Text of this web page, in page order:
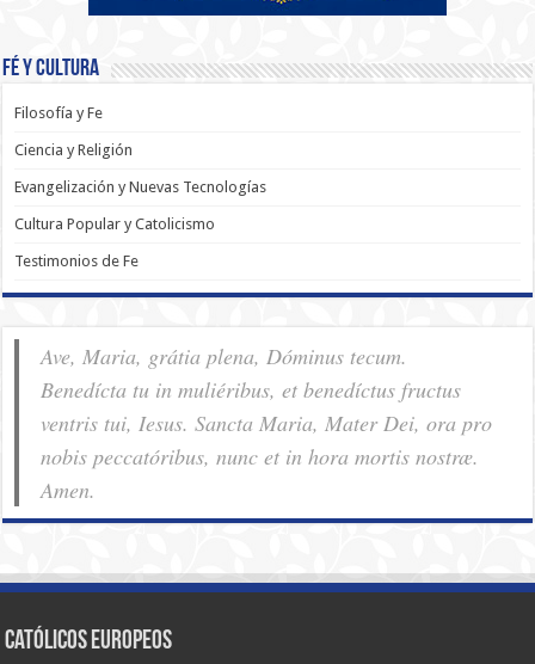
Fé y Cultura
Filosofía y Fe
Ciencia y Religión
Evangelización y Nuevas Tecnologías
Cultura Popular y Catolicismo
Testimonios de Fe
Ave, Maria, grátia plena, Dóminus tecum.
Benedícta tu in muliéribus, et benedíctus fructus
ventris tui, Iesus. Sancta Maria, Mater Dei, ora pro
nobis pec­ca­tóribus, nunc et in hora mortis nostræ.
Amen.
Católicos Europeos